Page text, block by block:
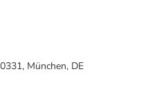
München, DE